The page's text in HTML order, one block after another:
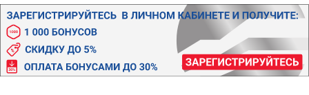
Патроны и переходники
Подставки для станков
Полотна пильные по дереву
Прижимные устройства